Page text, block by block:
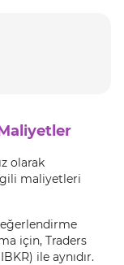
olarak
maliyetleri
için, Traders
ile aynıdır.